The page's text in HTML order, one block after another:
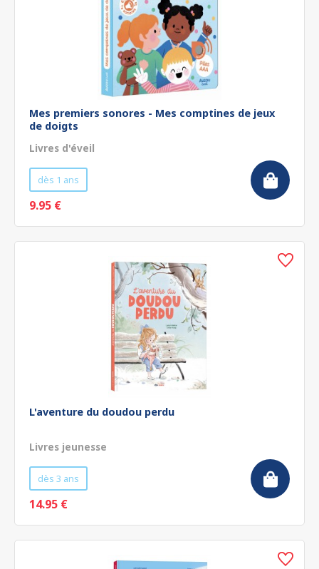
Mes premiers sonores - Mes comptines de jeux
de doigts
Livres d'éveil
dès 1 ans
9.95 €
L'aventure du doudou perdu
Livres jeunesse
dès 3 ans
14.95 €